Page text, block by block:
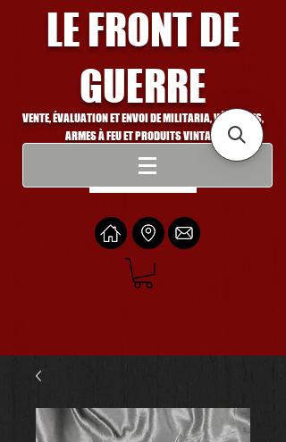
LE FRONT DE
GUERRE
VENTE, ÉVALUATION ET ENVOI DE MILITARIA, VÉHICULES,
ARMES À FEU ET PRODUITS VINTAGE
Se connecter